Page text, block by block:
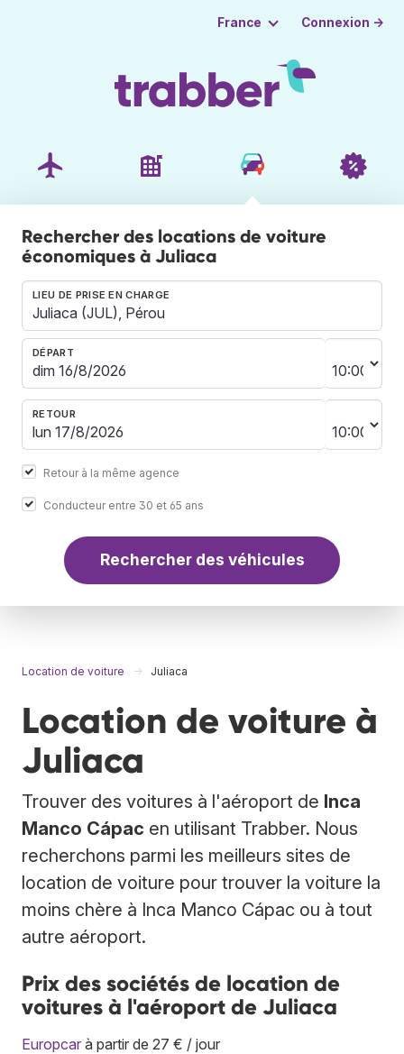
France Connexion →
Rechercher des locations de voiture
économiques à Juliaca
LIEU DE PRISE EN CHARGE
DÉPART
RETOUR
Retour à la même agence
Conducteur entre 30 et 65 ans
Rechercher des véhicules
Location de voiture Juliaca
Location de voiture à
Juliaca
Trouver des voitures à l'aéroport de Inca
Manco Cápac en utilisant Trabber. Nous
recherchons parmi les meilleurs sites de
location de voiture pour trouver la voiture la
moins chère à Inca Manco Cápac ou à tout
autre aéroport.
Prix des sociétés de location de
voitures à l'aéroport de Juliaca
Europcar à partir de 27 € / jour